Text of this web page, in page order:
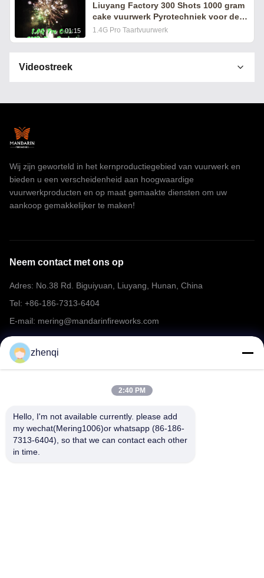
01:15
Liuyang Factory 300 Shots 1000 gram
cake vuurwerk Pyrotechniek voor de
viering evenementen festival
1.4G Pro Taartvuurwerk
Videostreek
smoke fireworks
1.4G Pro Taartvuurwerk
Professionele Vuurwerkvertoning
IJsfontein sparklers
vuurwerk voor het toneel
feest confetti kanon
Chinese Bangers Vuurwerk
Roman Candle Fireworks
2026 Nieuwe aankomst Vuurwerk
Andere video's
Wij zijn geworteld in het kernproductiegebied van vuurwerk en
bieden u een verscheidenheid aan hoogwaardige
vuurwerkproducten en op maat gemaakte diensten om uw
aankoop gemakkelijker te maken!
Neem contact met ons op
Adres: No.38 Rd. Biguiyuan, Liuyang, Hunan, China
Tel: +86-186-7313-6404
E-mail: mering@mandarinfireworks.com
Volg ons.
Snelle links
zhenqi
2:40 PM
Hello, I'm not available currently. please add
my wechat(Mering1006)or whatsapp (86-186-
7313-6404), so that we can contact each other
in time.